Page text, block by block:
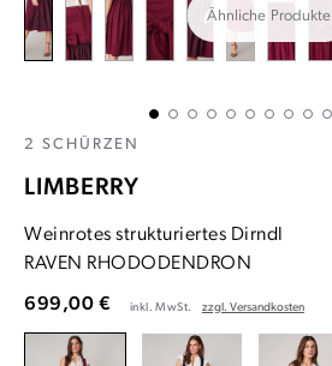
Ähnliche Produkte
2 SCHÜRZEN
LIMBERRY
Weinrotes strukturiertes Dirndl
RAVEN RHODODENDRON
699,00 € inkl. MwSt. zzgl. Versandkosten